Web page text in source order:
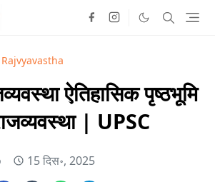
ऐतिहासिक पृष्ठभूमि
| UPSC
15 दिस॰, 2025